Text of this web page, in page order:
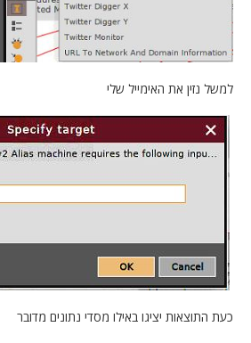
למשל נזין את האימייל שלי
כעת התוצאות יציגו באילו מסדי נתונים מדובר